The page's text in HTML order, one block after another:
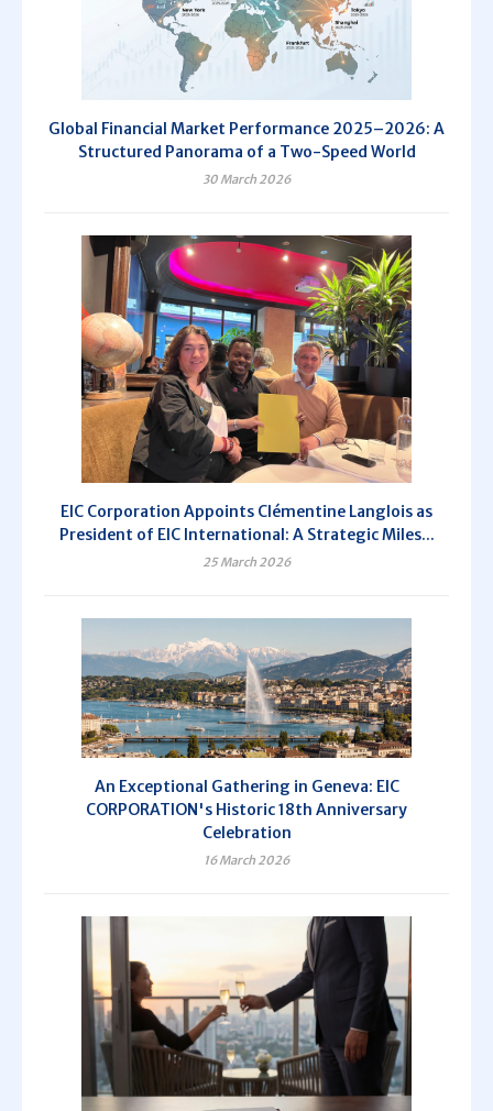
Global Financial Market Performance 2025–2026: A
Structured Panorama of a Two-Speed World
30 March 2026
EIC Corporation Appoints Clémentine Langlois as
President of EIC International: A Strategic Miles...
25 March 2026
An Exceptional Gathering in Geneva: EIC
CORPORATION's Historic 18th Anniversary
Celebration
16 March 2026